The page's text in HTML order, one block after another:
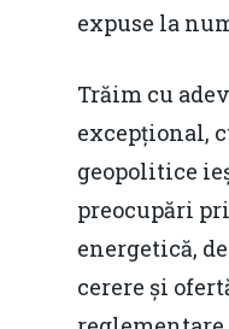
expuse la
Trăim cu
excepțional,
geopolitice
preocupări
energetică,
cerere și